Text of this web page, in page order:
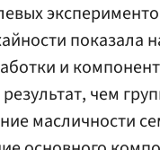
показала
и
чем
масличности